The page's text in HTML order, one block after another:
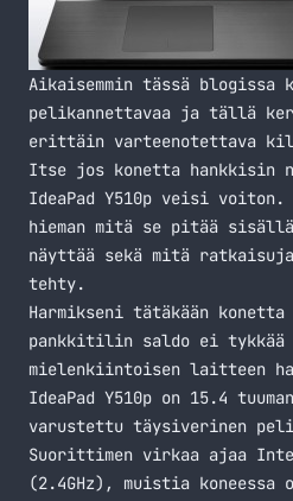
Aikaisemmin tässä
pelikannettavaa ja tällä
erittäin varteenotettava
Itse jos konetta hankkisin
IdeaPad Y510p veisi
hieman mitä se pitää
näyttää sekä mitä
tehty.
Harmikseni tätäkään
pankkitilin saldo ei tykkää
mielenkiintoisen laitteen
IdeaPad Y510p on 15.4
varustettu täysiverinen
Suorittimen virkaa ajaa
(2.4GHz), muistia koneessa